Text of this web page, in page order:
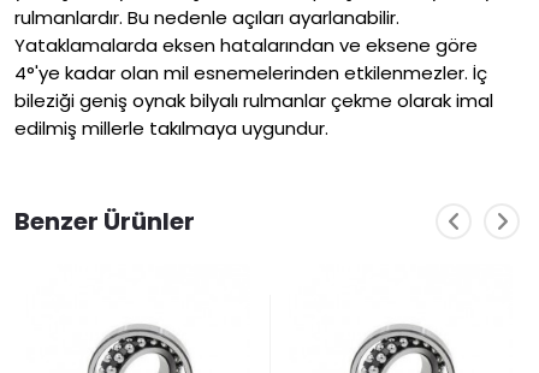
rulmanlardır. Bu nedenle açıları ayarlanabilir.
Yataklamalarda eksen hatalarından ve eksene göre
4°'ye kadar olan mil esnemelerinden etkilenmezler. İç
bileziği geniş oynak bilyalı rulmanlar çekme olarak imal
edilmiş millerle takılmaya uygundur.
Benzer Ürünler